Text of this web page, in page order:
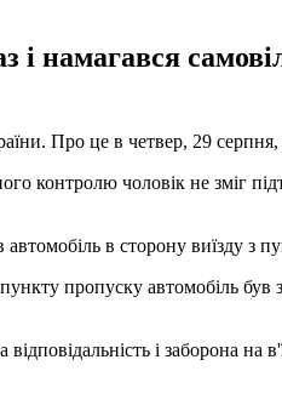
намагався
Про це в четвер, 29
контролю чоловік не зміг
в сторону виїзду з
пропуску автомобіль
і заборона на